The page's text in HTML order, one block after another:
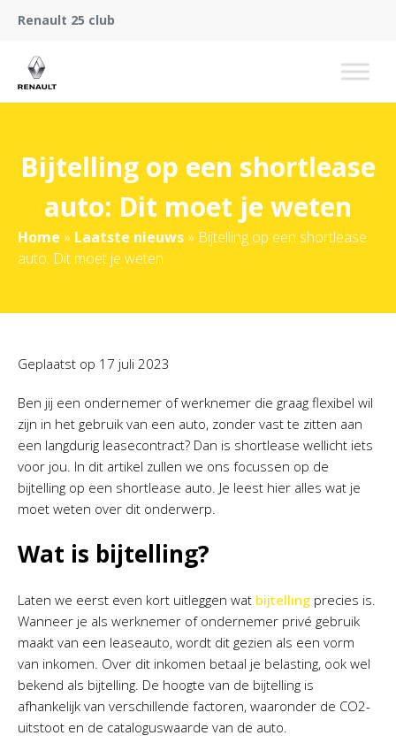
Renault 25 club
Bijtelling op een shortlease
auto: Dit moet je weten
Home » Laatste nieuws » Bijtelling op een shortlease
auto: Dit moet je weten
Geplaatst op 17 juli 2023
Ben jij een ondernemer of werknemer die graag flexibel wil
zijn in het gebruik van een auto, zonder vast te zitten aan
een langdurig leasecontract? Dan is shortlease wellicht iets
voor jou. In dit artikel zullen we ons focussen op de
bijtelling op een shortlease auto. Je leest hier alles wat je
moet weten over dit onderwerp.
Wat is bijtelling?
Laten we eerst even kort uitleggen wat bijtelling precies is.
Wanneer je als werknemer of ondernemer privé gebruik
maakt van een leaseauto, wordt dit gezien als een vorm
van inkomen. Over dit inkomen betaal je belasting, ook wel
bekend als bijtelling. De hoogte van de bijtelling is
afhankelijk van verschillende factoren, waaronder de CO2-
uitstoot en de cataloguswaarde van de auto.